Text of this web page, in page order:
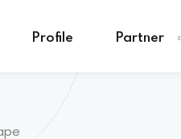
Profile Partner